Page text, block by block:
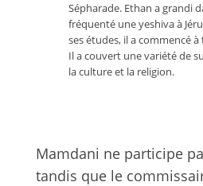
Sépharade. Ethan a grandi
fréquenté une yeshiva à
ses études, il a commencé
Il a couvert une variété de
la culture et la religion.
Mamdani ne participe
tandis que le